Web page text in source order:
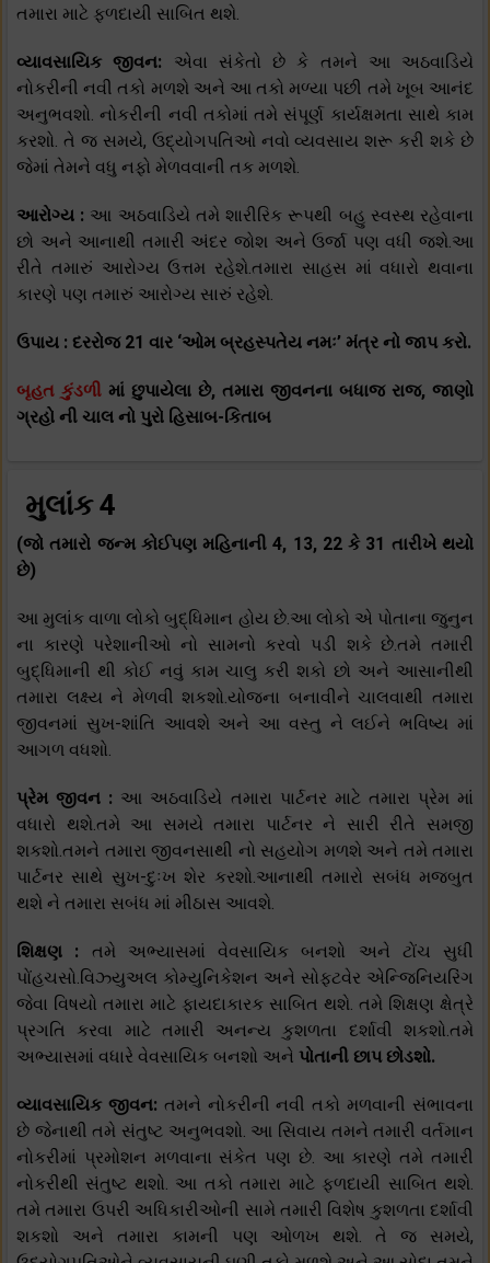
તમારા માટે ફળદાયી સાબિત થશે.
વ્યાવસાયિક જીવન: એવા સંકેતો છે કે તમને આ અઠવાડિયે
નોકરીની નવી તકો મળશે અને આ તકો મળ્યા પછી તમે ખૂબ આનંદ
અનુભવશો. નોકરીની નવી તકોમાં તમે સંપૂર્ણ કાર્યક્ષમતા સાથે કામ
કરશો. તે જ સમયે, ઉદ્યોગપતિઓ નવો વ્યવસાય શરૂ કરી શકે છે
જેમાં તેમને વધુ નફો મેળવવાની તક મળશે.
આરોગ્ય : આ અઠવાડિયે તમે શારીરિક રૂપથી બહુ સ્વસ્થ રહેવાના
છો અને આનાથી તમારી અંદર જોશ અને ઉર્જા પણ વધી જશે.આ
રીતે તમારું આરોગ્ય ઉત્તમ રહેશે.તમારા સાહસ માં વધારો થવાના
કારણે પણ તમારું આરોગ્ય સારું રહેશે.
ઉપાય : દરરોજ 21 વાર ‘ઓમ બ્રહસ્પતેય નમઃ’ મંત્ર નો જાપ કરો.
બૃહત કુંડળી માં છુપાયેલા છે, તમારા જીવનના બધાજ રાજ, જાણો
ગ્રહો ની ચાલ નો પુરો હિસાબ-કિતાબ
મુલાંક 4
(જો તમારો જન્મ કોઈપણ મહિનાની 4, 13, 22 કે 31 તારીખે થયો
છે)
આ મુલાંક વાળા લોકો બુદ્ધિમાન હોય છે.આ લોકો એ પોતાના જુનુન
ના કારણે પરેશાનીઓ નો સામનો કરવો પડી શકે છે.તમે તમારી
બુદ્ધિમાની થી કોઈ નવું કામ ચાલુ કરી શકો છો અને આસાનીથી
તમારા લક્ષ્ય ને મેળવી શકશો.યોજના બનાવીને ચાલવાથી તમારા
જીવનમાં સુખ-શાંતિ આવશે અને આ વસ્તુ ને લઈને ભવિષ્ય માં
આગળ વધશો.
પ્રેમ જીવન : આ અઠવાડિયે તમારા પાર્ટનર માટે તમારા પ્રેમ માં
વધારો થશે.તમે આ સમયે તમારા પાર્ટનર ને સારી રીતે સમજી
શકશો.તમને તમારા જીવનસાથી નો સહયોગ મળશે અને તમે તમારા
પાર્ટનર સાથે સુખ-દુઃખ શેર કરશો.આનાથી તમારો સબંધ મજબુત
થશે ને તમારા સબંધ માં મીઠાસ આવશે.
શિક્ષણ : તમે અભ્યાસમાં વેવસાયિક બનશો અને ટોંચ સુધી
પોંહચસો.વિઝ્યુઅલ કોમ્યુનિકેશન અને સોફ્ટવેર એન્જિનિયરિંગ
જેવા વિષયો તમારા માટે ફાયદાકારક સાબિત થશે. તમે શિક્ષણ ક્ષેત્રે
પ્રગતિ કરવા માટે તમારી અનન્ય કુશળતા દર્શાવી શકશો.તમે
અભ્યાસમાં વધારે વેવસાયિક બનશો અને પોતાની છાપ છોડશો.
વ્યાવસાયિક જીવન: તમને નોકરીની નવી તકો મળવાની સંભાવના
છે જેનાથી તમે સંતુષ્ટ અનુભવશો. આ સિવાય તમને તમારી વર્તમાન
નોકરીમાં પ્રમોશન મળવાના સંકેત પણ છે. આ કારણે તમે તમારી
નોકરીથી સંતુષ્ટ થશો. આ તકો તમારા માટે ફળદાયી સાબિત થશે.
તમે તમારા ઉપરી અધિકારીઓની સામે તમારી વિશેષ કુશળતા દર્શાવી
શકશો અને તમારા કામની પણ ઓળખ થશે. તે જ સમયે,